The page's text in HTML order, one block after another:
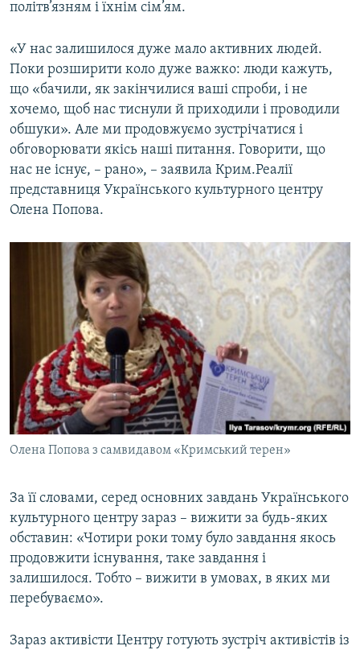
політв’язням і їхнім сім’ям.
«У нас залишилося дуже мало активних людей.
Поки розширити коло дуже важко: люди кажуть,
що «бачили, як закінчилися ваші спроби, і не
хочемо, щоб нас тиснули й приходили і проводили
обшуки». Але ми продовжуємо зустрічатися і
обговорювати якісь наші питання. Говорити, що
нас не існує, – рано», – заявила Крим.Реалії
представниця Українського культурного центру
Олена Попова.
Олена Попова з самвидавом «Кримський терен»
За її словами, серед основних завдань Українського
культурного центру зараз – вижити за будь-яких
обставин: «Чотири роки тому було завдання якось
продовжити існування, таке завдання і
залишилося. Тобто – вижити в умовах, в яких ми
перебуваємо».
Зараз активісти Центру готують зустріч активістів із